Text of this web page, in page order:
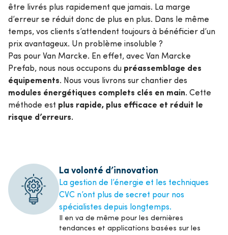
être livrés plus rapidement que jamais. La marge
d’erreur se réduit donc de plus en plus. Dans le même
temps, vos clients s’attendent toujours à bénéficier d’un
prix avantageux. Un problème insoluble ?
Pas pour Van Marcke. En effet, avec Van Marcke
Prefab, nous nous occupons du préassemblage des
équipements. Nous vous livrons sur chantier des
modules énergétiques complets clés en main. Cette
méthode est plus rapide, plus efficace et réduit le
risque d’erreurs.
La volonté d’innovation
La gestion de l’énergie et les techniques
CVC n’ont plus de secret pour nos
spécialistes depuis longtemps.
Il en va de même pour les dernières
tendances et applications basées sur les